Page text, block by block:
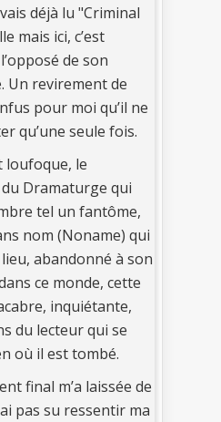
déjà lu "Criminal
mais ici, c’est
de son
Un revirement de
pour moi qu’il ne
qu’une seule fois.
loufoque, le
Dramaturge qui
tel un fantôme,
nom (Noname) qui
abandonné à son
ce monde, cette
inquiétante,
du lecteur qui se
où il est tombé.
final m’a laissée de
pas su ressentir ma